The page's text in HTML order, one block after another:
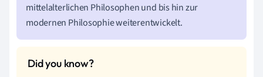
mittelalterlichen Philosophen und bis hin zur
modernen Philosophie weiterentwickelt.